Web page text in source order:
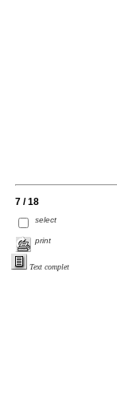
7 / 18
select
print
Text complet